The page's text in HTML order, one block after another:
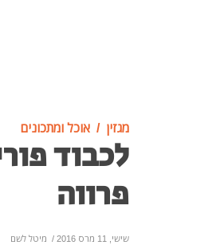
מגזין אוכל ומתכונים
לכבוד
פרווה
שישי, 11 מרס 2016 / מיטל לשם